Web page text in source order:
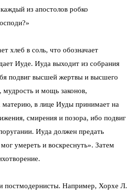
из апостолов робко
хлеб в соль, что обозначает
Иуде. Иуда выходит из собрания
подвиг высшей жертвы и высшего
мудрость и мощь законов,
в лице Иуды принимает на
смирения и позора, ибо подвиг
Иуда должен предать
умереть и воскреснуть». Затем
Например, Хорхе Л.